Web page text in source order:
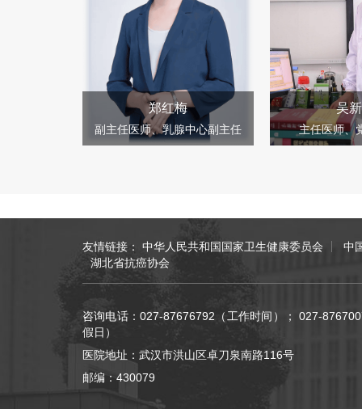
郑红梅
副主任医师、乳腺中心副主任
吴
主任医师、
友情链接： 中华人民共和国国家卫生健康委员会
中
湖北省抗癌协会
咨询电话：027-87676792（工作时间）； 027-
假日）
医院地址：武汉市洪山区卓刀泉南路116号
邮编：430079